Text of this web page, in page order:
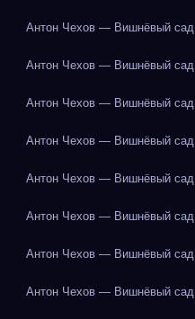
Антон Чехов — Вишнёвый сад
Антон Чехов — Вишнёвый сад
Антон Чехов — Вишнёвый сад
Антон Чехов — Вишнёвый сад
Антон Чехов — Вишнёвый сад
Антон Чехов — Вишнёвый сад
Антон Чехов — Вишнёвый сад
Антон Чехов — Вишнёвый сад